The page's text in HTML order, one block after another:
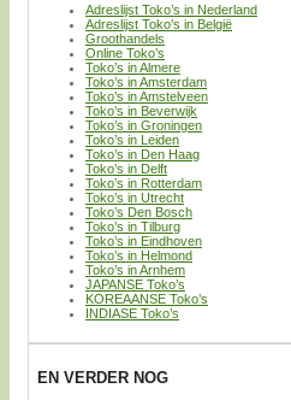
Adreslijst Toko’s in Nederland
Adreslijst Toko’s in België
Groothandels
Online Toko’s
Toko’s in Almere
Toko’s in Amsterdam
Toko’s in Amstelveen
Toko’s in Beverwijk
Toko’s in Groningen
Toko’s in Leiden
Toko’s in Den Haag
Toko’s in Delft
Toko’s in Rotterdam
Toko’s in Utrecht
Toko’s Den Bosch
Toko’s in Tilburg
Toko’s in Eindhoven
Toko’s in Helmond
Toko’s in Arnhem
JAPANSE Toko’s
KOREAANSE Toko’s
INDIASE Toko’s
EN VERDER NOG